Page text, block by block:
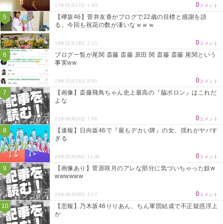
17年01月27日 1:40 0コメント
【欅坂46】菅井友香がブログで22歳の目標と感謝を語
る。今回も祝花の数が凄いなｗｗｗ
18年01月19日 2:15 0コメント
ブログ一覧が尾関 斎藤 斎藤 原田 関 斎藤 斎藤 尾関という
事実ww
19年10月14日 9:00 0コメント
【画像】斎藤飛鳥ちゃん史上最高の『脇ボロン』はこれだ
よな
21年08月02日 7:00 0コメント
【速報】日向坂46で『最もデカい牌』の女、揺れがヤバす
ぎる
24年02月08日 11:45 0コメント
【画像あり】菅原咲月のアレな部分に気づいちゃった奴w
wwwwww
24年08月09日 4:17 0コメント
【悲報】乃木坂46りりあん、ちん軍団結成で不正疑惑浮上
か